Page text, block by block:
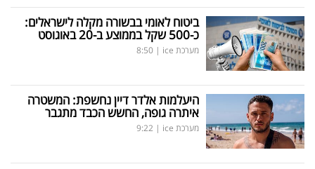
ביטוח לאומי בבשורה מקלה לישראלים:
כ-500 שקל בממוצע ב-20 באוגוסט
מערכת ice |
8:50
היעלמות אלדר דיין נחשפת: המשטרה
איתרה גופה, החשש הכבד מתגבר
מערכת ice |
9:22